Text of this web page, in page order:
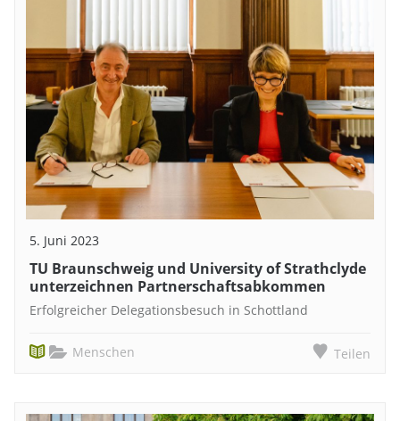
5. Juni 2023
TU Braunschweig und University of Strathclyde
unterzeichnen Partnerschaftsabkommen
Erfolgreicher Delegationsbesuch in Schottland
Menschen Teilen